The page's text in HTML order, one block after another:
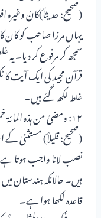
(صحیح: حدیثاً)کانَ وغیرہ
یہاں مرزا صاحب کو کان
سمجھ کر مرفوع کر دیا۔
قرآن مجید کی ایک آیت
غلط لکھ گئے ہیں۔
۱۲: ومضیٰ من ہذہ المائۃ خمسہا إلا قلیلٌ من السنین۔
(صحیح: قلیلاً) مستثنیٰ
نصب لانا واجب ہوتا
ہیں۔ حالانکہ ہندستان میں
قاعدہ لکھا ہوا ہے۔